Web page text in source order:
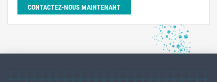
CONTACTEZ-NOUS MAINTENANT